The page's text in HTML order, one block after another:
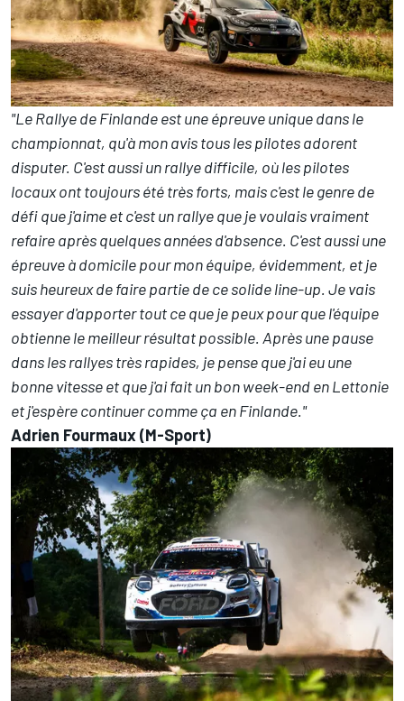
"Le Rallye de Finlande est une épreuve unique dans le
championnat, qu'à mon avis tous les pilotes adorent
disputer. C'est aussi un rallye difficile, où les pilotes
locaux ont toujours été très forts, mais c'est le genre de
défi que j'aime et c'est un rallye que je voulais vraiment
refaire après quelques années d'absence. C'est aussi une
épreuve à domicile pour mon équipe, évidemment, et je
suis heureux de faire partie de ce solide line-up. Je vais
essayer d'apporter tout ce que je peux pour que l'équipe
obtienne le meilleur résultat possible. Après une pause
dans les rallyes très rapides, je pense que j'ai eu une
bonne vitesse et que j'ai fait un bon week-end en Lettonie
et j'espère continuer comme ça en Finlande."
Adrien Fourmaux (M-Sport)